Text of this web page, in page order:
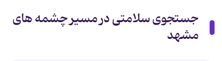
جستجوی سلامتی در مسیر چشمه های
مشهد